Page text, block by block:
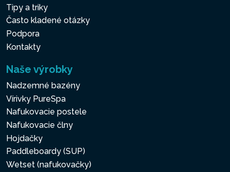
Tipy a triky
Často kladené otázky
Podpora
Kontakty
Naše výrobky
Nadzemné bazény
Vírivky PureSpa
Nafukovacie postele
Nafukovacie člny
Hojdačky
Paddleboardy (SUP)
Wetset (nafukovačky)